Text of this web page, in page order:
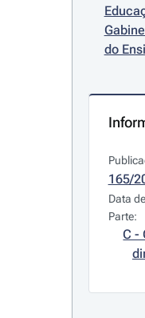
do
165/
Data
Parte:
C -